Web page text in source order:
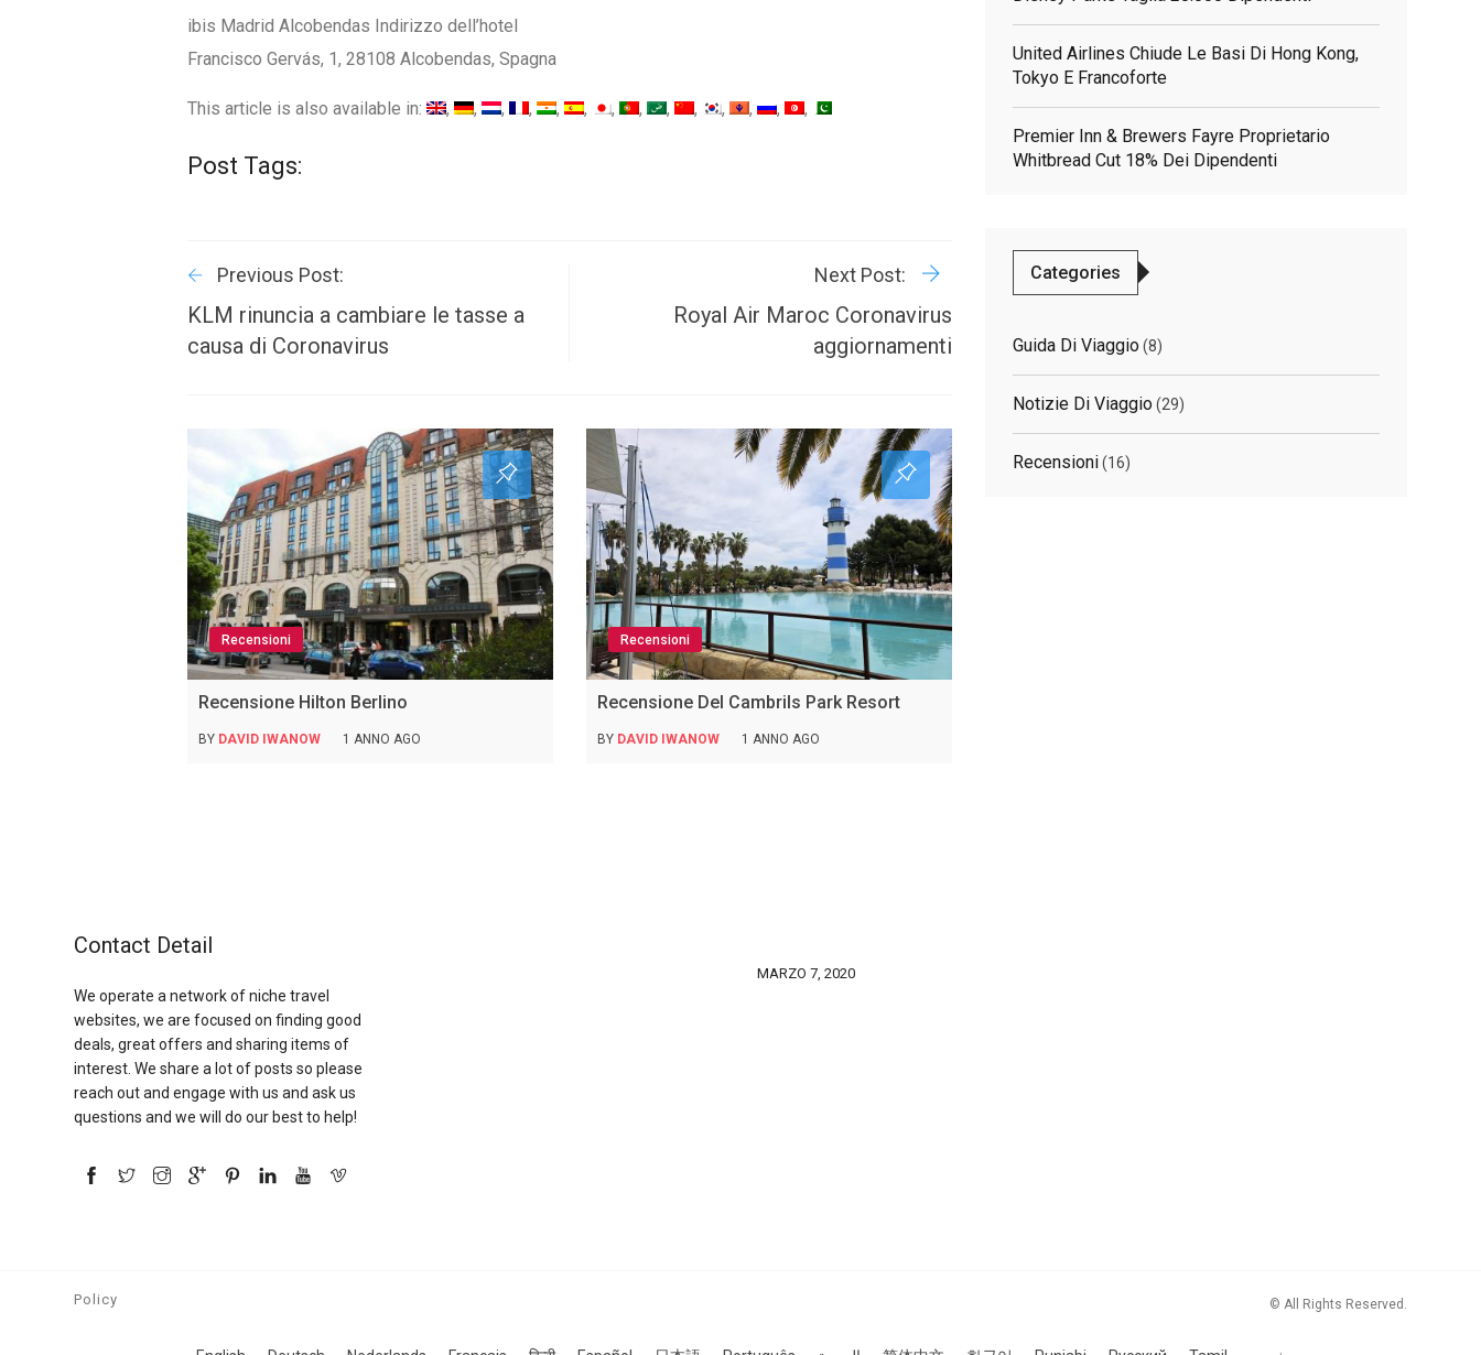
ibis Madrid Alcobendas Indirizzo dell’hotel
Francisco Gervás, 1, 28108 Alcobendas, Spagna
This article is also available in:
Post Tags:
Previous Post:
KLM rinuncia a cambiare le tasse a
causa di Coronavirus
Next Post:
Royal Air Maroc Coronavirus
aggiornamenti
Posts
Recensioni
Recensione Hilton Berlino
BY DAVID IWANOW 1 ANNO AGO
Recensioni
Recensione Del Cambrils Park Resort
BY DAVID IWANOW 1 ANNO AGO
United Airlines Chiude Le Basi Di Hong Kong,
Tokyo E Francoforte
Premier Inn & Brewers Fayre Proprietario
Whitbread Cut 18% Dei Dipendenti
Categories
Guida Di Viaggio(8)
Notizie Di Viaggio(29)
Recensioni(16)
Contact Detail
We operate a network of niche travel
websites, we are focused on finding good
deals, great offers and sharing items of
interest. We share a lot of posts so please
reach out and engage with us and ask us
questions and we will do our best to help!
MARZO 7, 2020
Policy © All Rights Reserved.